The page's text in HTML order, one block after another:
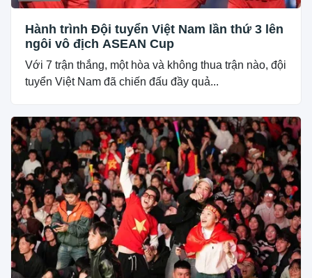
Hành trình Đội tuyển Việt Nam lần thứ 3 lên
ngôi vô địch ASEAN Cup
Với 7 trận thắng, một hòa và không thua trận nào, đội
tuyển Việt Nam đã chiến đấu đầy quả...